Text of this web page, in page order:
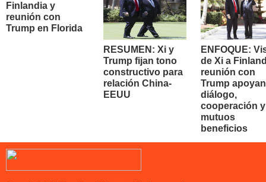
Finlandia y
reunión con
Trump en Florida
RESUMEN: Xi y
Trump fijan tono
constructivo para
relación China-
EEUU
ENFOQUE:
de Xi a
reunión con
Trump apoyan
diálogo,
cooperación y
mutuos
beneficios